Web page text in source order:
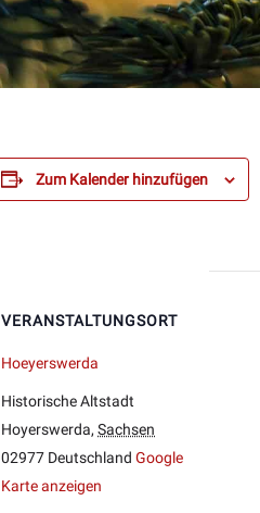
Zum Kalender hinzufügen
VERANSTALTUNGSORT
Hoeyerswerda
Historische Altstadt
Hoyerswerda, Sachsen
02977 Deutschland Google
Karte anzeigen